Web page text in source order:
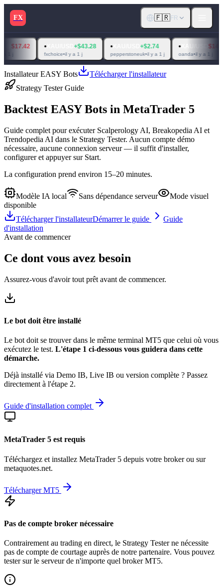
FX 🇫🇷FR
•XAU/USD +$43.28
il y a 1 j
•XAU/USD +$2.74
pepperstoneuk•il y a 1 j
•XAU/USD $14.31
oanda il y a 1 j
•
Installateur EASY Bots
Télécharger l'installateur
Strategy Tester Guide
Backtest EASY Bots in MetaTrader 5
Guide complet pour exécuter Scalperology AI, Breakopedia AI et
Trendopedia AI dans le Strategy Tester. Aucun compte démo
nécessaire, aucune connexion serveur — il suffit d'installer,
configurer et appuyer sur Start.
La configuration prend environ 15–20 minutes.
Modèle IA local Sans dépendance serveur
Mode visuel
disponible
Télécharger l'installateurDémarrer le guide
Guide
d'installation
Avant de commencer
Ce dont vous avez besoin
Assurez-vous d'avoir tout prêt avant de commencer.
Le bot doit être installé
Le bot doit se trouver dans le même terminal MT5 que celui où vous
exécutez le test. L'étape 1 ci-dessous vous guidera dans cette
démarche.
Déjà installé via Demo IB, Live IB ou version complète ? Passez
directement à l'étape 2.
Guide d'installation complet
MetaTrader 5 est requis
Téléchargez et installez MetaTrader 5 depuis votre broker ou sur
metaquotes.net.
Télécharger MT5
Pas de compte broker nécessaire
Contrairement au trading en direct, le Strategy Tester ne nécessite
pas de compte de courtage auprès de notre partenaire. Vous pouvez
tester sur le serveur de n'importe quel broker MT5.